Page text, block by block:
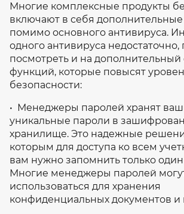
Многие комплексные продукты
включают в себя
помимо основного антивируса.
одного антивируса недостаточно,
посмотреть и на дополнительный
функций, которые повысят
безопасности:
• Менеджеры паролей хранят
уникальные пароли в
хранилище. Это надежные
которым для доступа ко всем
вам нужно запомнить только
Многие менеджеры паролей
использоваться для хранения
конфиденциальных документов